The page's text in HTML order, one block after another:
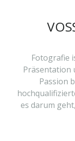
Fotografie
Präsentation
Passion
es darum